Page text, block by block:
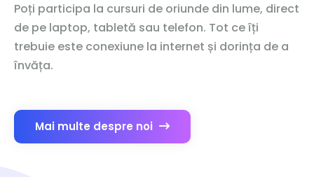
Poți participa la cursuri de oriunde din lume, direct
de pe laptop, tabletă sau telefon. Tot ce îți
trebuie este conexiune la internet și dorința de a
învăța.
Mai multe despre noi